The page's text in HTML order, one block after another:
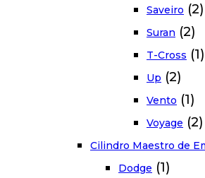
Saveiro (2)
Suran (2)
T-Cross (1)
Up (2)
Vento (1)
Voyage (2)
Cilindro Maestro de
Dodge (1)